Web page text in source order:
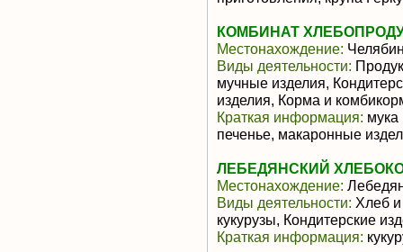
КОМБИНАТ
Местонахождение:
Виды деятельности:
мучные изделия,
изделия, Корма и
Краткая информация:
печенье, макаронные
ЛЕБЕДЯНСКИЙ
Местонахождение:
Виды деятельности: Хлеб
кукурузы, Кондитерские
Краткая информация: